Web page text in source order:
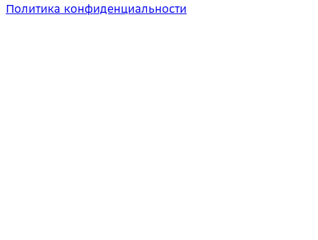
Политика конфиденциальности